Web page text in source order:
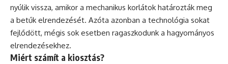
nyúlik vissza, amikor a mechanikus korlátok határozták meg
a betűk elrendezését. Azóta azonban a technológia sokat
fejlődött, mégis sok esetben ragaszkodunk a hagyományos
elrendezésekhez.
Miért számít a kiosztás?